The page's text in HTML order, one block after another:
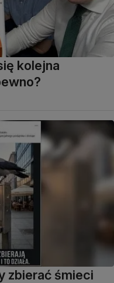
kolejna
zbierać śmieci